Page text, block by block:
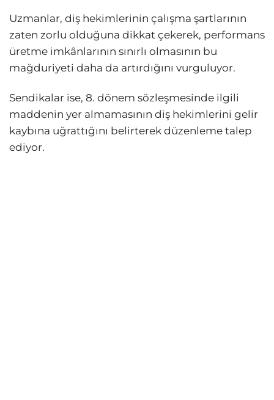
Uzmanlar, diş hekimlerinin çalışma şartlarının
zaten zorlu olduğuna dikkat çekerek, performans
üretme imkânlarının sınırlı olmasının bu
mağduriyeti daha da artırdığını vurguluyor.
Sendikalar ise, 8. dönem sözleşmesinde ilgili
maddenin yer almamasının diş hekimlerini gelir
kaybına uğrattığını belirterek düzenleme talep
ediyor.